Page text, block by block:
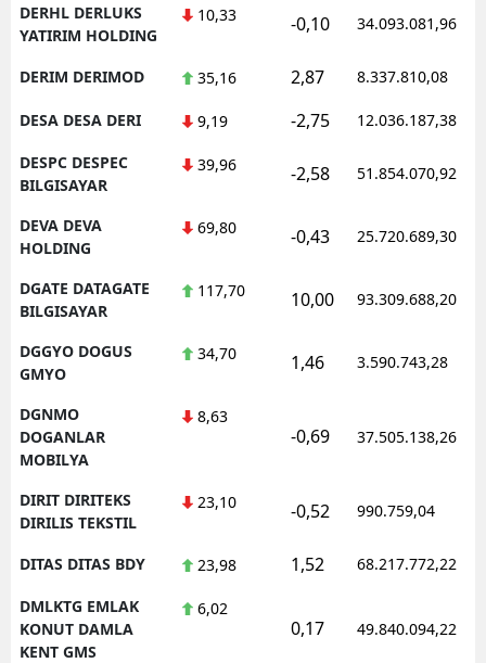
DERHL DERLUKS
YATIRIM HOLDING
10,33 -0,10 34.093.081,96
DERIM DERIMOD 35,16 2,87 8.337.810,08
DESA DESA DERI 9,19 -2,75 12.036.187,38
DESPC DESPEC
BILGISAYAR
39,96 -2,58 51.854.070,92
DEVA DEVA
HOLDING
69,80 -0,43 25.720.689,30
DGATE DATAGATE
BILGISAYAR
117,70 10,00 93.309.688,20
DGGYO DOGUS
GMYO
34,70 1,46 3.590.743,28
DGNMO
DOGANLAR
MOBILYA
8,63
-0,69 37.505.138,26
DIRIT DIRITEKS
DIRILIS TEKSTIL
23,10 -0,52 990.759,04
DITAS DITAS BDY 23,98 1,52 68.217.772,22
DMLKTG EMLAK
KONUT DAMLA
KENT GMS
6,02
0,17 49.840.094,22